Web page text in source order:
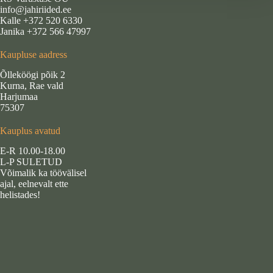
info@jahiriided.ee
Kalle +372 520 6330
Janika +372 566 47997
Kaupluse aadress
Õlleköögi põik 2
Kurna, Rae vald
Harjumaa
75307
Kauplus avatud
E-R 10.00-18.00
L-P SULETUD
Võimalik ka töövälisel
ajal, eelnevalt ette
helistades!